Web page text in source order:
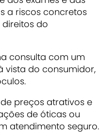
a riscos concretos
do
consulta com um
vista do consumidor,
preços atrativos e
de óticas ou
atendimento seguro.